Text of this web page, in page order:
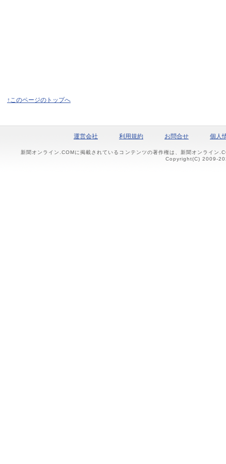
↑このページのトップへ
運営会社 利用規約 お問合せ 個人
新聞オンライン.COMに掲載されているコンテンツの著作権は、新聞オンライン
Copyright(C) 2009-